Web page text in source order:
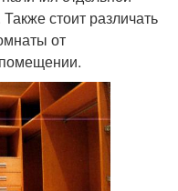
стоит различать
от